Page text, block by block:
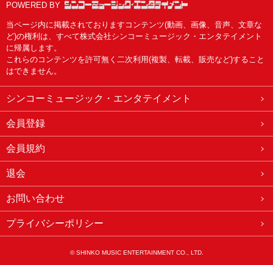
POWERED BY
当ページ内に掲載されておりますコンテンツ(動画、画像、音声、文章な
ど)の権利は、すべて株式会社シンコーミュージック・エンタテイメント
に帰属します。
これらのコンテンツを許可無く二次利用(複製、転載、販売など)すること
はできません。
シンコーミュージック・エンタテイメント
会員登録
会員規約
退会
お問い合わせ
プライバシーポリシー
© SHINKO MUSIC ENTERTAINMENT CO., LTD.